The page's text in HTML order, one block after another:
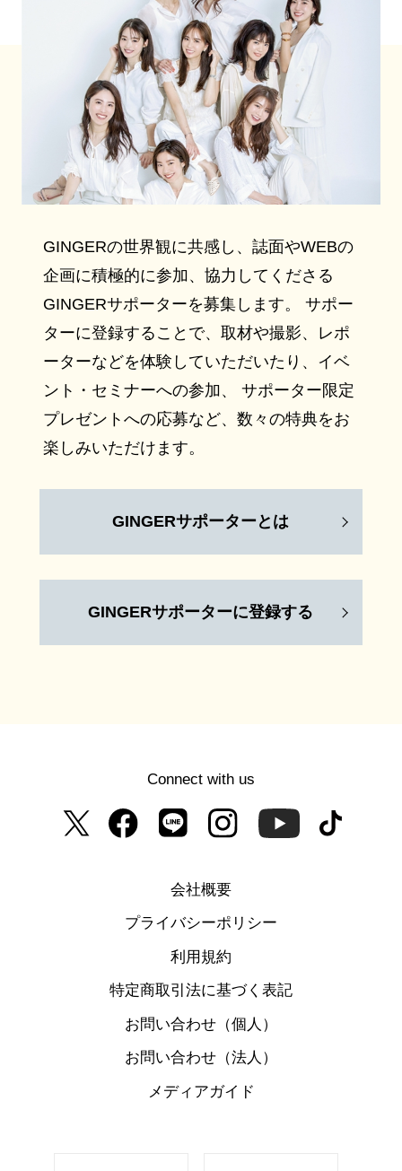
GINGERの世界観に共感し、誌面やWEBの
企画に積極的に参加、協力してくださる
GINGERサポーターを募集します。 サポー
ターに登録することで、取材や撮影、レポ
ーターなどを体験していただいたり、イベ
ント・セミナーへの参加、 サポーター限定
プレゼントへの応募など、数々の特典をお
楽しみいただけます。
GINGERサポーターとは
GINGERサポーターに登録する
Connect with us
会社概要
プライバシーポリシー
利用規約
特定商取引法に基づく表記
お問い合わせ（個人）
お問い合わせ（法人）
メディアガイド